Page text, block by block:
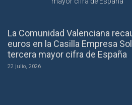
La Comunidad Valenciana
euros en la Casilla Empresa
tercera mayor cifra de España
22 julio, 2026